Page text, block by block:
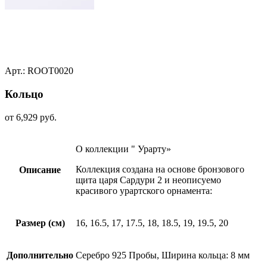
Арт.: ROOT0020
Кольцо
от 6,929 руб.
Описание
О коллекции " Урарту»
Коллекция создана на основе бронзового
щита царя Сардури 2 и неописуемо
красивого урартского орнамента:
Размер (см) 16, 16.5, 17, 17.5, 18, 18.5, 19, 19.5, 20
Дополнительно Серебро 925 Пробы, Ширина кольца: 8 мм